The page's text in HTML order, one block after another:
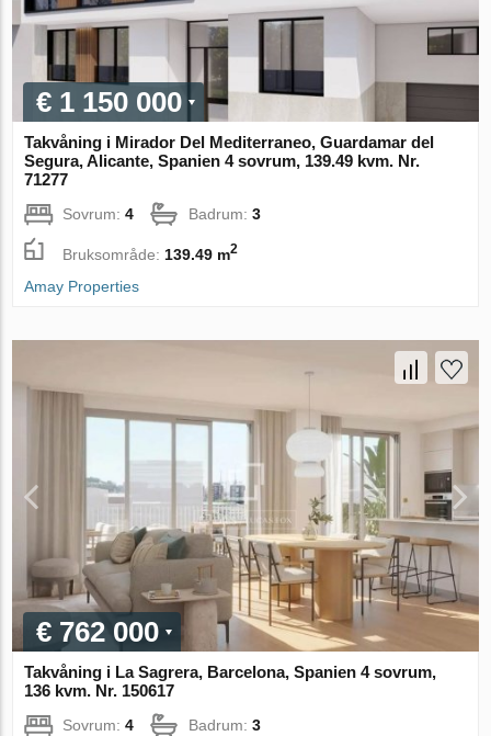
€ 1 150 000
Takvåning i Mirador Del Mediterraneo, Guardamar del
Segura, Alicante, Spanien 4 sovrum, 139.49 kvm. Nr.
71277
Sovrum:4 Badrum:3
Bruksområde: 139.49 m2
Amay Properties
€ 762 000
Takvåning i La Sagrera, Barcelona, Spanien 4 sovrum,
136 kvm. Nr. 150617
Sovrum:4 Badrum:3